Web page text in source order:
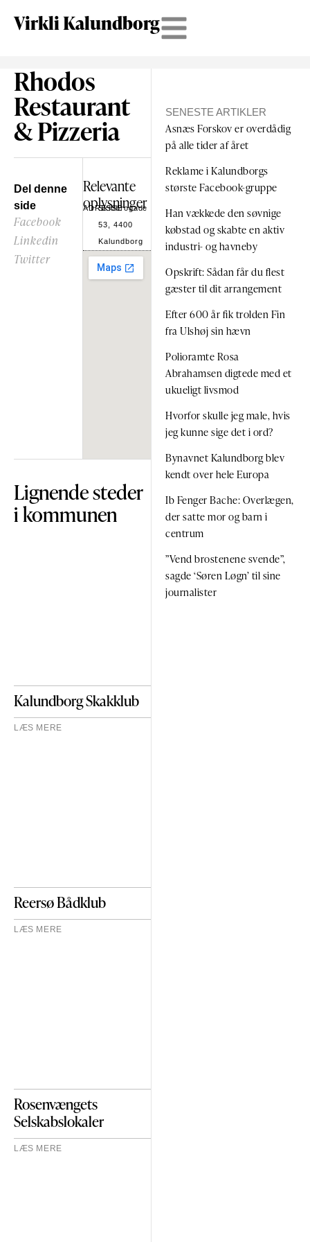
Virkli Kalundborg
Rhodos
Restaurant
& Pizzeria
Del denne
side
Facebook
Linkedin
Twitter
Relevante
oplysninger
ADRESSE
Skibbrogade
53, 4400
Kalundborg
Lignende steder
i kommunen
Kalundborg Skakklub
LÆS MERE
Reersø Bådklub
LÆS MERE
Rosenvængets
Selskabslokaler
LÆS MERE
SENESTE ARTIKLER
Asnæs Forskov er overdådig
på alle tider af året
Reklame i Kalundborgs
største Facebook-gruppe
Han vækkede den søvnige
købstad og skabte en aktiv
industri- og havneby
Opskrift: Sådan får du flest
gæster til dit arrangement
Efter 600 år fik trolden Fin
fra Ulshøj sin hævn
Polioramte Rosa
Abrahamsen digtede med et
ukueligt livsmod
Hvorfor skulle jeg male, hvis
jeg kunne sige det i ord?
Bynavnet Kalundborg blev
kendt over hele Europa
Ib Fenger Bache: Overlægen,
der satte mor og barn i
centrum
”Vend brostenene svende”,
sagde ‘Søren Løgn’ til sine
journalister